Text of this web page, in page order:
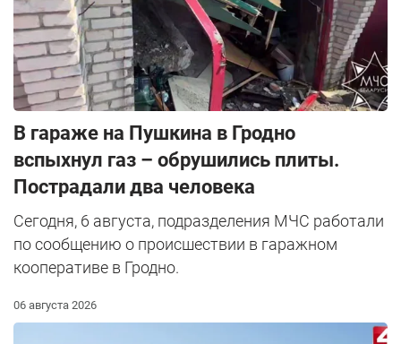
В гараже на Пушкина в Гродно
вспыхнул газ – обрушились плиты.
Пострадали два человека
Сегодня, 6 августа, подразделения МЧС работали
по сообщению о происшествии в гаражном
кооперативе в Гродно.
06 августа 2026